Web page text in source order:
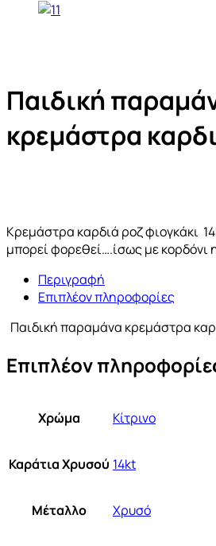
Παιδική
κρεμάστρα
Κρεμάστρα καρδιά ροζ φιογκάκι
μπορεί φορεθεί….ίσως με κορδόνι
Περιγραφή
Επιπλέον πληροφορίες
Παιδική παραμάνα κρεμάστρα
Επιπλέον
Χρώμα Κίτρινο
Καράτια Χρυσού 14kt
Μέταλλο Χρυσό